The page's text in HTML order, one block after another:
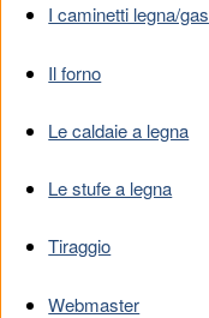
I caminetti legna/gas
Il forno
Le caldaie a legna
Le stufe a legna
Tiraggio
Webmaster